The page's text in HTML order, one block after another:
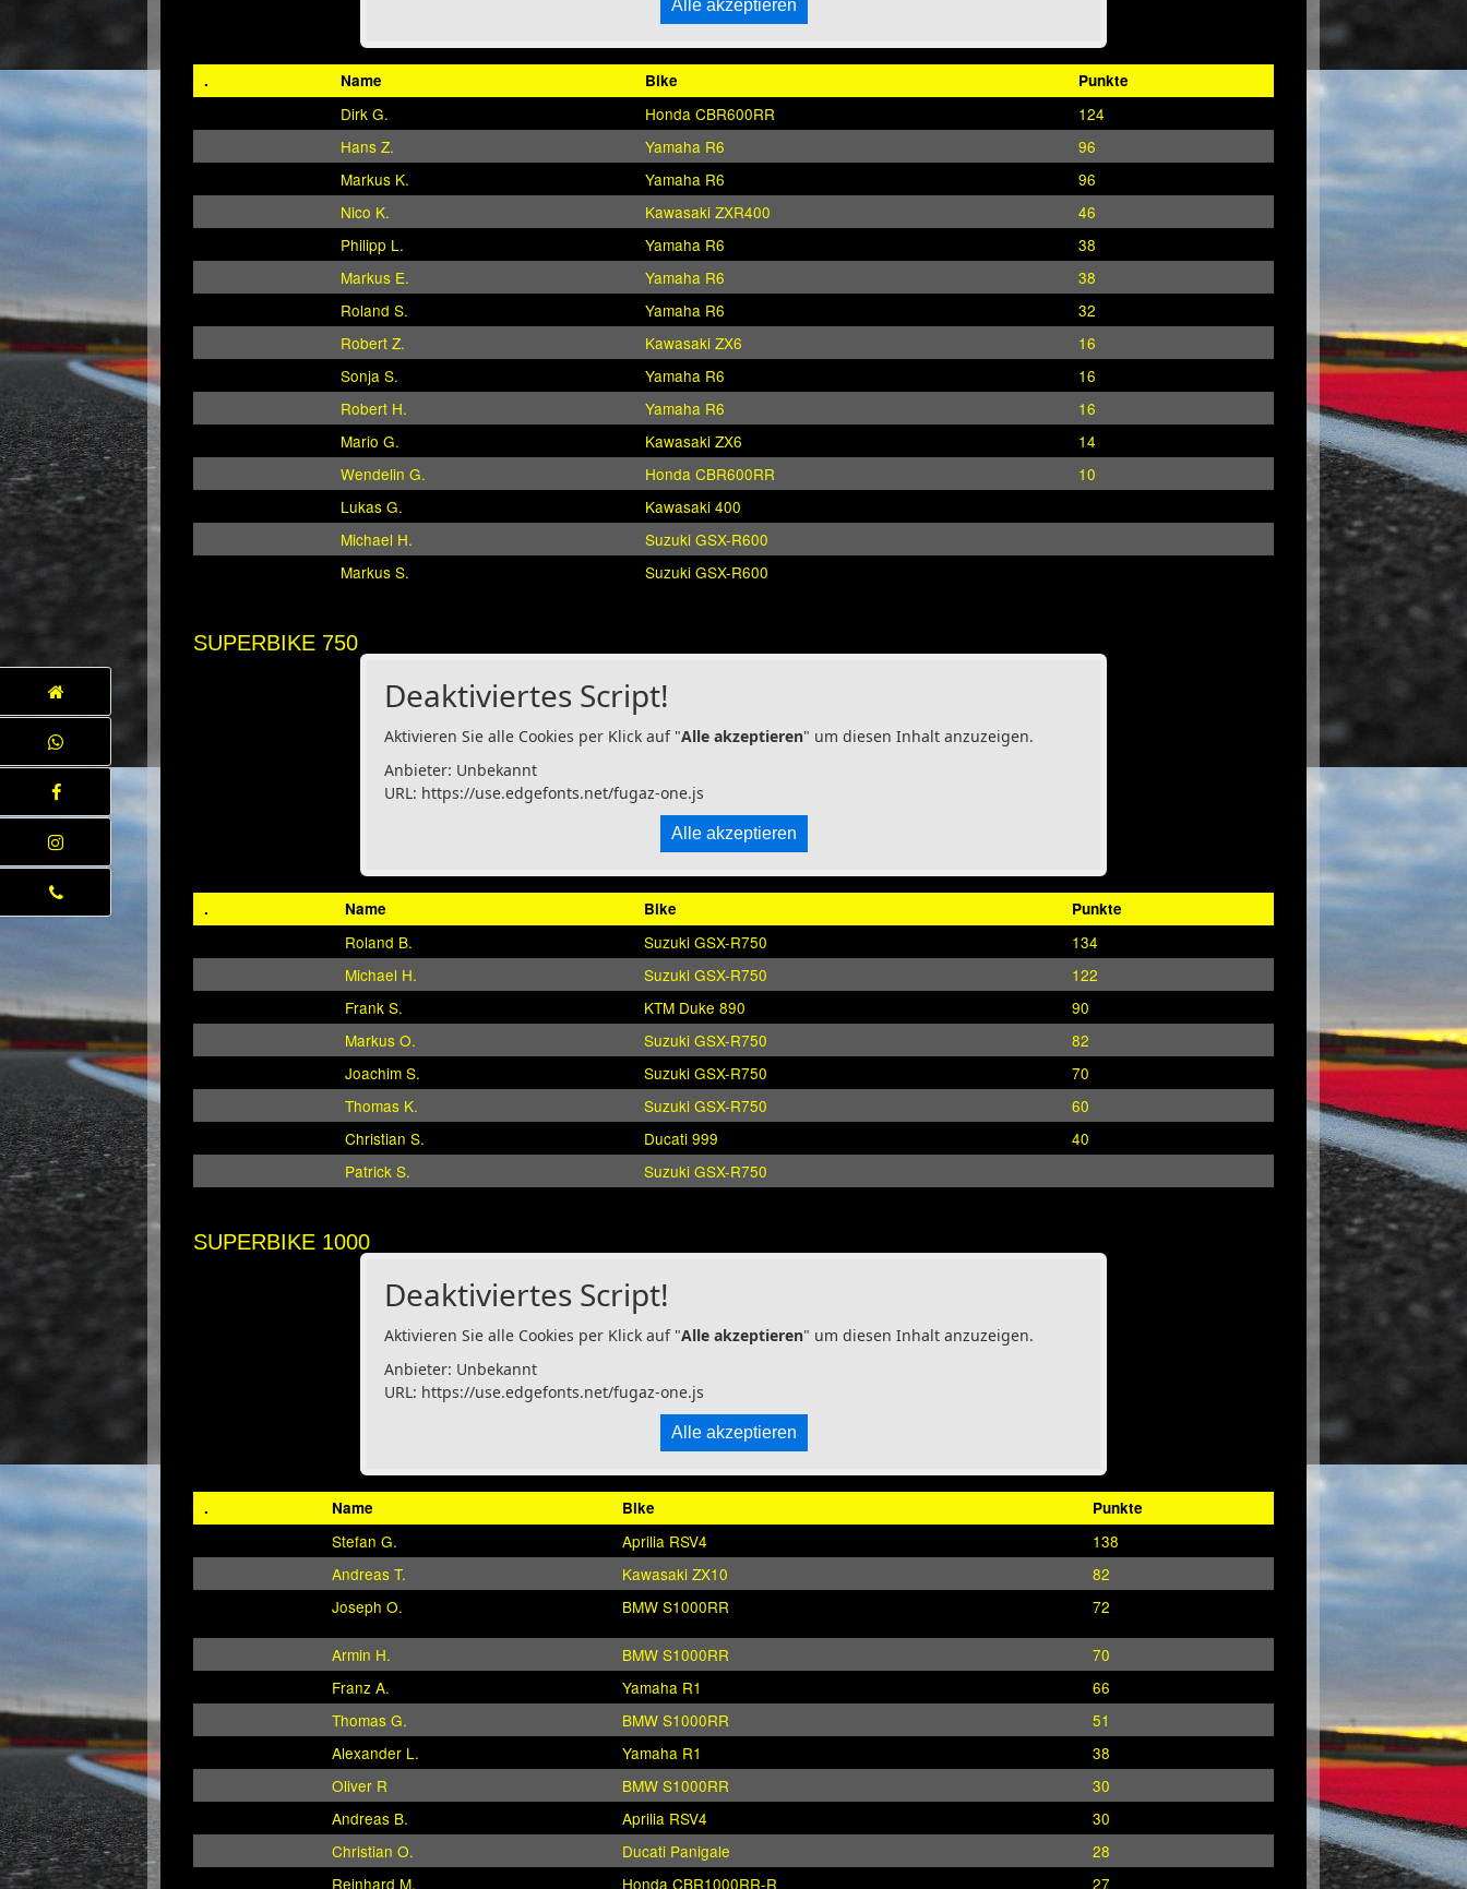
Alle akzeptieren
. Name Bike Punkte
Dirk G. Honda CBR600RR
124
Hans Z.
Yamaha R6
96
Markus K.
Yamaha R6
96
Nico K.
Kawasaki ZXR400
46
Philipp L.
Yamaha R6
38
Markus E.
Yamaha R6
38
Roland S.
Yamaha R6
32
Robert Z.
Kawasaki ZX6
16
Sonja S.
Yamaha R6
16
Robert H.
Yamaha R6
16
Mario G.
Kawasaki ZX6
14
Wendelin G.
Honda CBR600RR
10
Lukas G.
Kawasaki 400
Michael H.
Suzuki GSX-R600
Markus S.
Suzuki GSX-R600
SUPERBIKE 750
Deaktiviertes Script!
Aktivieren Sie alle Cookies per Klick auf "Alle akzeptieren" um diesen Inhalt anzuzeigen.
Anbieter: Unbekannt
URL: https://use.edgefonts.net/fugaz-one.js
Alle akzeptieren
. Name Bike Punkte
Roland B. Suzuki GSX-R750
134
Michael H.
Suzuki GSX-R750
122
Frank S.
KTM Duke 890
90
Markus O.
Suzuki GSX-R750
82
Joachim S.
Suzuki GSX-R750
70
Thomas K.
Suzuki GSX-R750
60
Christian S.
Ducati 999
40
Patrick S.
Suzuki GSX-R750
SUPERBIKE 1000
Deaktiviertes Script!
Aktivieren Sie alle Cookies per Klick auf "Alle akzeptieren" um diesen Inhalt anzuzeigen.
Anbieter: Unbekannt
URL: https://use.edgefonts.net/fugaz-one.js
Alle akzeptieren
. Name Bike Punkte
Stefan G. Aprilia RSV4
138
Andreas T.
Kawasaki ZX10
82
Joseph O.
BMW S1000RR 72
Armin H. BMW S1000RR
70
Franz A.
Yamaha R1
66
Thomas G.
BMW S1000RR
51
Alexander L.
Yamaha R1
38
Oliver R
BMW S1000RR
30
Andreas B.
Aprilia RSV4
30
Christian O.
Ducati Panigale
28
Reinhard M.
Honda CBR1000RR-R 27